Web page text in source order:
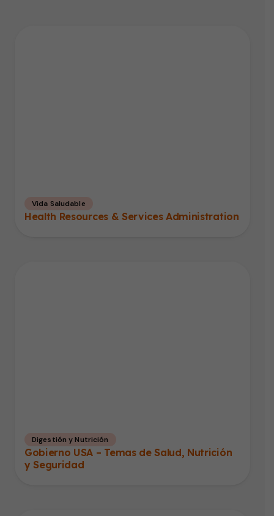
Vida Saludable
Health Resources & Services Administration
Digestión y Nutrición
Gobierno USA – Temas de Salud, Nutrición
y Seguridad